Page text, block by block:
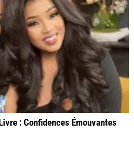
: Confidences Émouvantes